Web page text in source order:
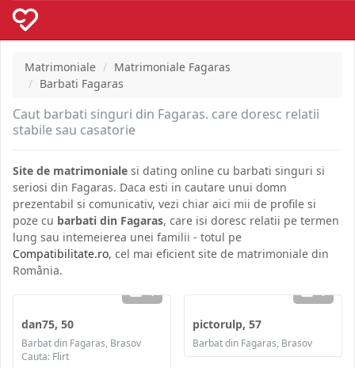
Matrimoniale
Matrimoniale Fagaras
Barbati Fagaras
Caut barbati singuri din Fagaras. care doresc relatii
stabile sau casatorie
Site de matrimoniale si dating online cu barbati singuri si
seriosi din Fagaras. Daca esti in cautare unui domn
prezentabil si comunicativ, vezi chiar aici mii de profile si
poze cu barbati din Fagaras, care isi doresc relatii pe termen
lung sau intemeierea unei familii - totul pe
Compatibilitate.ro, cel mai eficient site de matrimoniale din
România.
4
dan75, 50
Barbat din Fagaras, Brasov
Cauta: Flirt
1
pictorulp, 57
Barbat din Fagaras, Brasov